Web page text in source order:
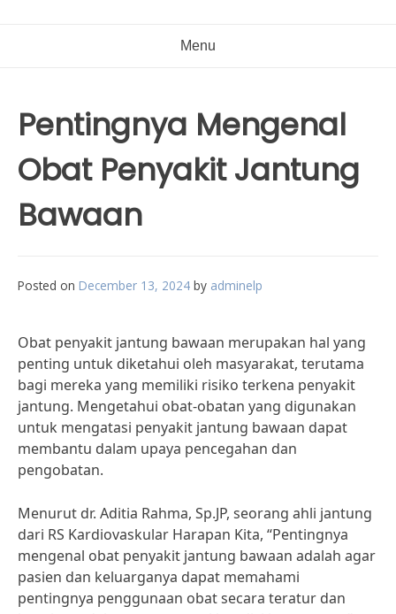
Menu
Pentingnya Mengenal
Obat Penyakit Jantung
Bawaan
Posted on December 13, 2024 by adminelp
Obat penyakit jantung bawaan merupakan hal yang
penting untuk diketahui oleh masyarakat, terutama
bagi mereka yang memiliki risiko terkena penyakit
jantung. Mengetahui obat-obatan yang digunakan
untuk mengatasi penyakit jantung bawaan dapat
membantu dalam upaya pencegahan dan
pengobatan.
Menurut dr. Aditia Rahma, Sp.JP, seorang ahli jantung
dari RS Kardiovaskular Harapan Kita, “Pentingnya
mengenal obat penyakit jantung bawaan adalah agar
pasien dan keluarganya dapat memahami
pentingnya penggunaan obat secara teratur dan